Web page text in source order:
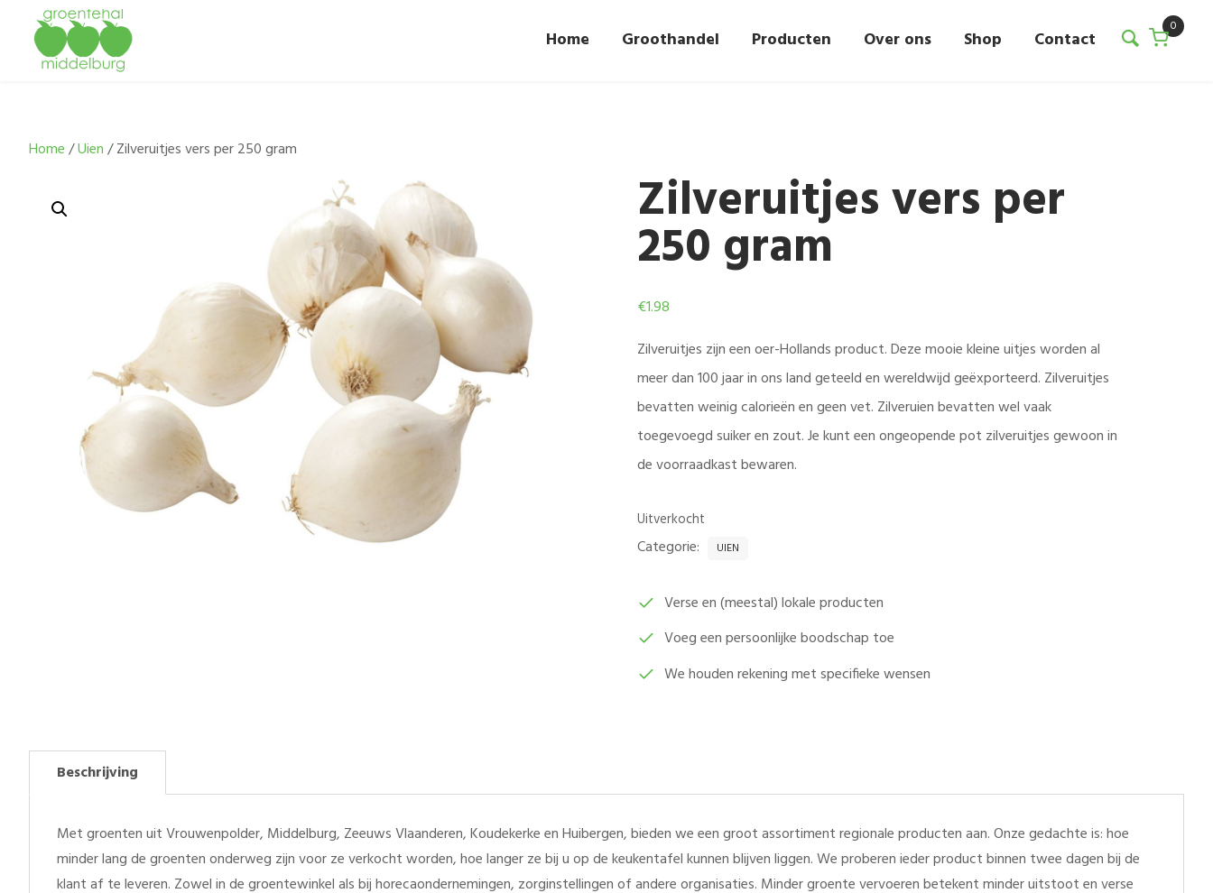
Home Groothandel Producten Over ons Shop Contact
0
Home/Uien/ Zilveruitjes vers per 250 gram
Zilveruitjes vers per
250 gram
€1.98
Zilveruitjes zijn een oer-Hollands product. Deze mooie kleine uitjes worden al
meer dan 100 jaar in ons land geteeld en wereldwijd geëxporteerd. Zilveruitjes
bevatten weinig calorieën en geen vet. Zilveruien bevatten wel vaak
toegevoegd suiker en zout. Je kunt een ongeopende pot zilveruitjes gewoon in
de voorraadkast bewaren.
Uitverkocht
Categorie: UIEN
Verse en (meestal) lokale producten
Voeg een persoonlijke boodschap toe
We houden rekening met specifieke wensen
Beschrijving
Met groenten uit Vrouwenpolder, Middelburg, Zeeuws Vlaanderen, Koudekerke en Huibergen, bieden we een groot assortiment regionale producten aan. Onze gedachte is: hoe
minder lang de groenten onderweg zijn voor ze verkocht worden, hoe langer ze bij u op de keukentafel kunnen blijven liggen. We proberen ieder product binnen twee dagen bij de
klant af te leveren. Zowel in de groentewinkel als bij horecaondernemingen, zorginstellingen of andere organisaties. Minder groente vervoeren betekent minder uitstoot en verse